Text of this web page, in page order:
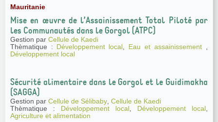
Mauritanie
Mise en œuvre de l’Assainissement Total Piloté par
les Communautés dans le Gorgol (ATPC)
Gestion par Cellule de Kaedi
Thèmatique : Développement local Eau et assainissement
Développement local
Sécurité alimentaire dans le Gorgol et le Guidimakha
(SAGGA)
Gestion par Cellule de Sélibaby Cellule de Kaedi
Thèmatique : Développement local Développement local
Agriculture et alimentation